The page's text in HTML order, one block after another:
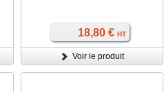
18,80 € HT
Voir le produit